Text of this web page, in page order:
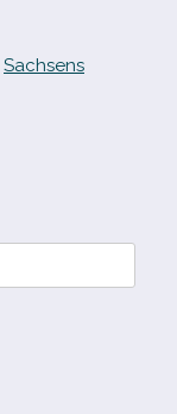
Sachsens